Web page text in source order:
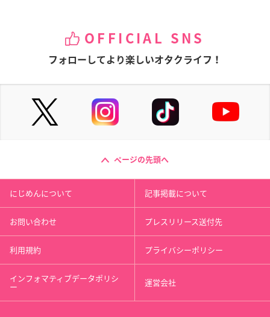
OFFICIAL SNS
フォローしてより楽しいオタクライフ！
ページの先頭へ
にじめんについて 記事掲載について
お問い合わせ プレスリリース送付先
利用規約 プライバシーポリシー
インフォマティブデータポリシ
ー 運営会社